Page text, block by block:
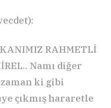
RAHMETLİ
Namı diğer
ki gibi
çıkmış hararetle